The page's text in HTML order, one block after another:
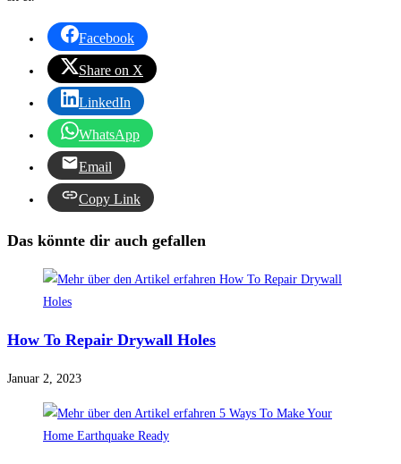
Facebook
Share on X
LinkedIn
WhatsApp
Email
Copy Link
Das könnte dir auch gefallen
How To Repair Drywall Holes
Januar 2, 2023